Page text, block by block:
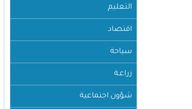
التعليم
اقتصاد
سياحة
زراعـة
شؤون اجتماعية